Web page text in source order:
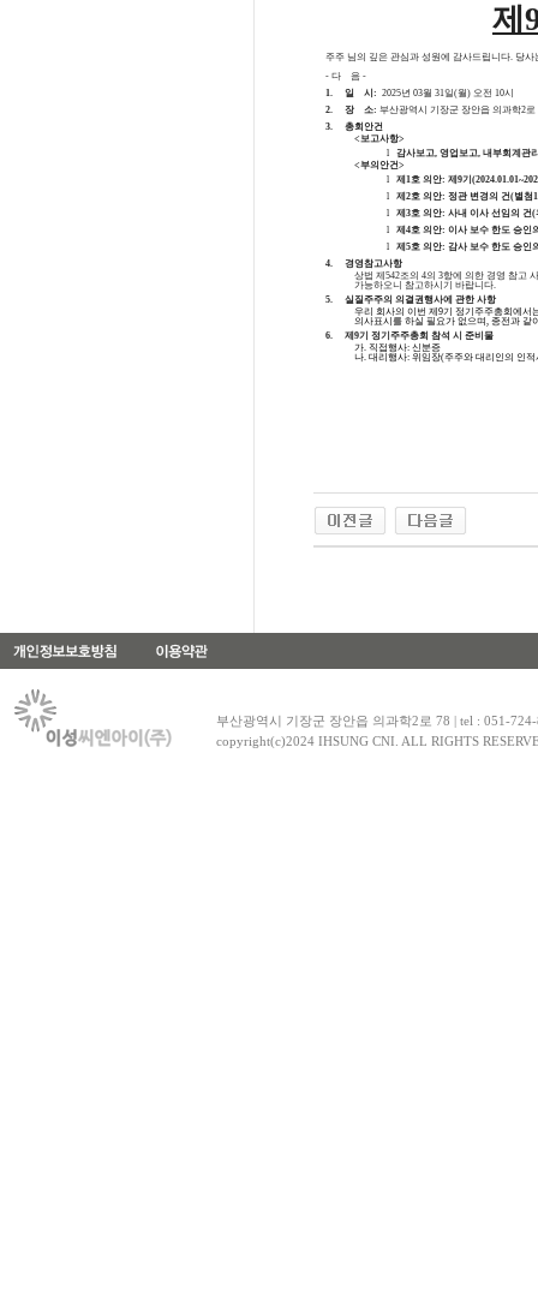
제
주주 님의 깊은 관심과 성원에 감사드립니다. 당사
- 다 음 -
1.
일 시 : 2025년 03월 31일 (월 ) 오전 10시
2.
장 소: 부산광역시 기장군 장안읍 의과학2로
3.
총회안건
<보고사항>
l
감사보고, 영업보고, 내부회계관
<부의안건>
l
제 1호 의안: 제 9기
l
제 2호 의안: 정관 변경의 건(별첨
l
제 3호 의안: 사내 이사 선임의 건(
l
제 4호 의안: 이사 보수 한도 승인
l
제 5호 의안: 감사 보수 한도 승인
4.
경영참고사항
상법 제 542조의 4의 3항에 의한 경영 참고
가능하오니 참고하시기 바랍니다.
5.
실질주주의 의결권행사에 관한 사항
우리 회사의 이번 제 9기 정기주주총회에서
의사표시를 하실 필요가 없으며 , 종전과 같
6.
제 9기 정기주주총회 참석 시 준비물
가. 직접행사: 신분증
나. 대리행사: 위임장(주주와 대리인의 인적
부산광역시 기장군 장안읍 의과학2로 78 | tel : 051-
copyright(c)2024 IHSUNG CNI. ALL RIGHTS